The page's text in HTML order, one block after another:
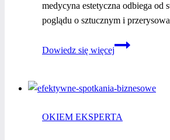
medycyna estetyczna odbiega od
poglądu o sztucznym i
Dowiedz się więcej
Przygotowanie
Jak
korzystać
OKIEM EKSPERTA